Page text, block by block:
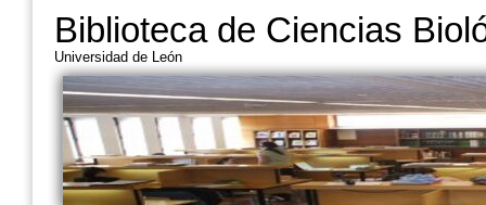
Biblioteca de Ciencias
Universidad de León